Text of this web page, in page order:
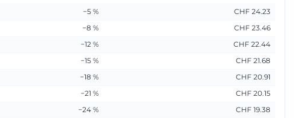
−5 %
CHF 24.23
−8 %
CHF 23.46
−12 %
CHF 22.44
−15 %
CHF 21.68
−18 %
CHF 20.91
−21 %
CHF 20.15
−24 %
CHF 19.38